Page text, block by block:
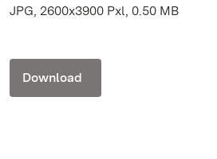
JPG, 2600x3900 Pxl, 0.50 MB
Download